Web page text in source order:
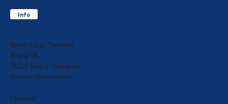
Info
Sejari d.o.o. Sarajevo
Blažuj 78,
71215 Blažuj - Sarajevo
Bosna i Hercegovina
Centrala: